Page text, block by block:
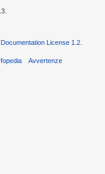
License 1.2
Avvertenze